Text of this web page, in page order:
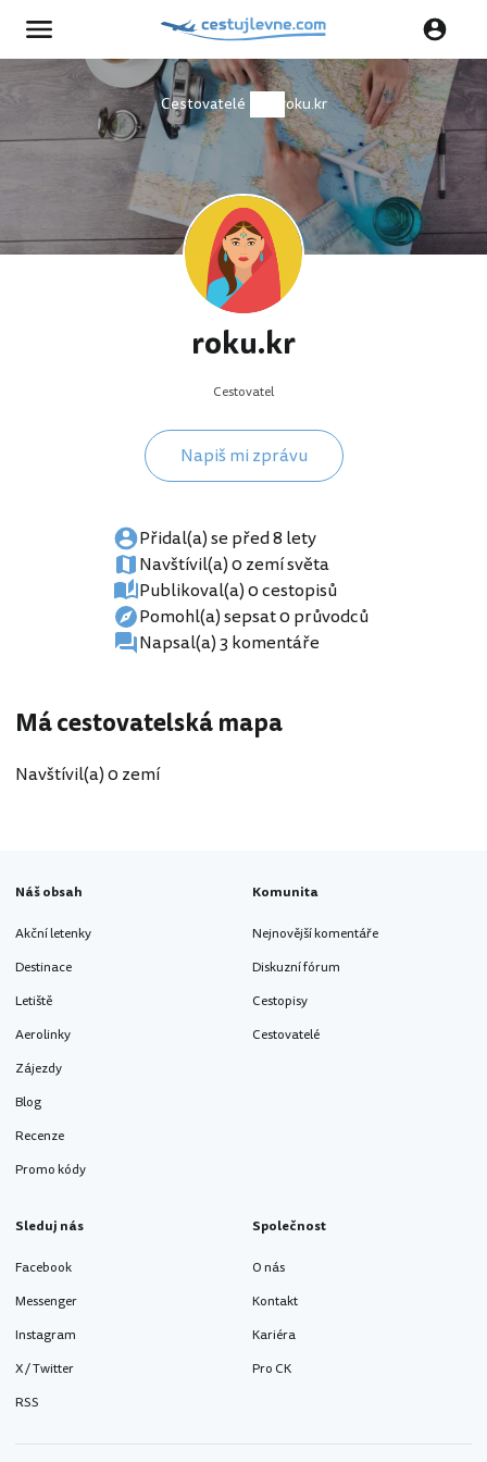
Cestovatelé roku.kr
roku.kr
Cestovatel
Napiš mi zprávu
Přidal(a) se před 8 lety
Navštívil(a) 0 zemí světa
Publikoval(a) 0 cestopisů
Pomohl(a) sepsat 0 průvodců
Napsal(a) 3 komentáře
Má cestovatelská mapa
Navštívil(a) 0 zemí
Náš obsah
Akční letenky
Destinace
Letiště
Aerolinky
Zájezdy
Blog
Recenze
Promo kódy
Komunita
Nejnovější komentáře
Diskuzní fórum
Cestopisy
Cestovatelé
Sleduj nás
Facebook
Messenger
Instagram
X / Twitter
RSS
Společnost
O nás
Kontakt
Kariéra
Pro CK